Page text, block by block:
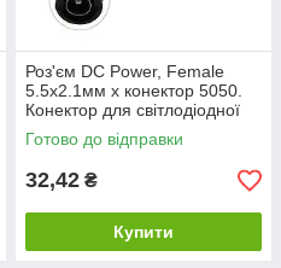
Роз'єм DC Power, Female
5.5x2.1мм х конектор 5050.
Конектор для світлодіодної
стрічки 5050.
Готово до відправки
32,42 ₴
Купити